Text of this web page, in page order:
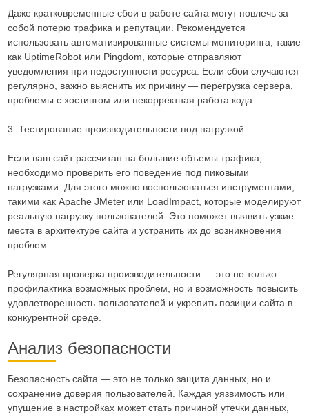
Даже кратковременные сбои в работе сайта могут повлечь за
собой потерю трафика и репутации. Рекомендуется
использовать автоматизированные системы мониторинга, такие
как UptimeRobot или Pingdom, которые отправляют
уведомления при недоступности ресурса. Если сбои случаются
регулярно, важно выяснить их причину — перегрузка сервера,
проблемы с хостингом или некорректная работа кода.
3. Тестирование производительности под нагрузкой
Если ваш сайт рассчитан на большие объемы трафика,
необходимо проверить его поведение под пиковыми
нагрузками. Для этого можно воспользоваться инструментами,
такими как Apache JMeter или LoadImpact, которые моделируют
реальную нагрузку пользователей. Это поможет выявить узкие
места в архитектуре сайта и устранить их до возникновения
проблем.
Регулярная проверка производительности — это не только
профилактика возможных проблем, но и возможность повысить
удовлетворенность пользователей и укрепить позиции сайта в
конкурентной среде.
Анализ безопасности
Безопасность сайта — это не только защита данных, но и
сохранение доверия пользователей. Каждая уязвимость или
упущение в настройках может стать причиной утечки данных,